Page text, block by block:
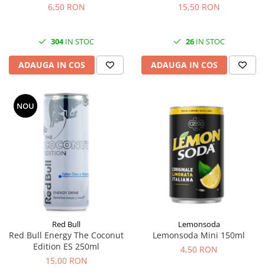
6,50 RON
304IN STOC
ADAUGA IN COS
15,50 RON
26IN STOC
ADAUGA IN COS
NOU
Red Bull
Red Bull Energy The Coconut
Edition ES 250ml
15,00 RON
Lemonsoda
Lemonsoda Mini 150ml
4,50 RON